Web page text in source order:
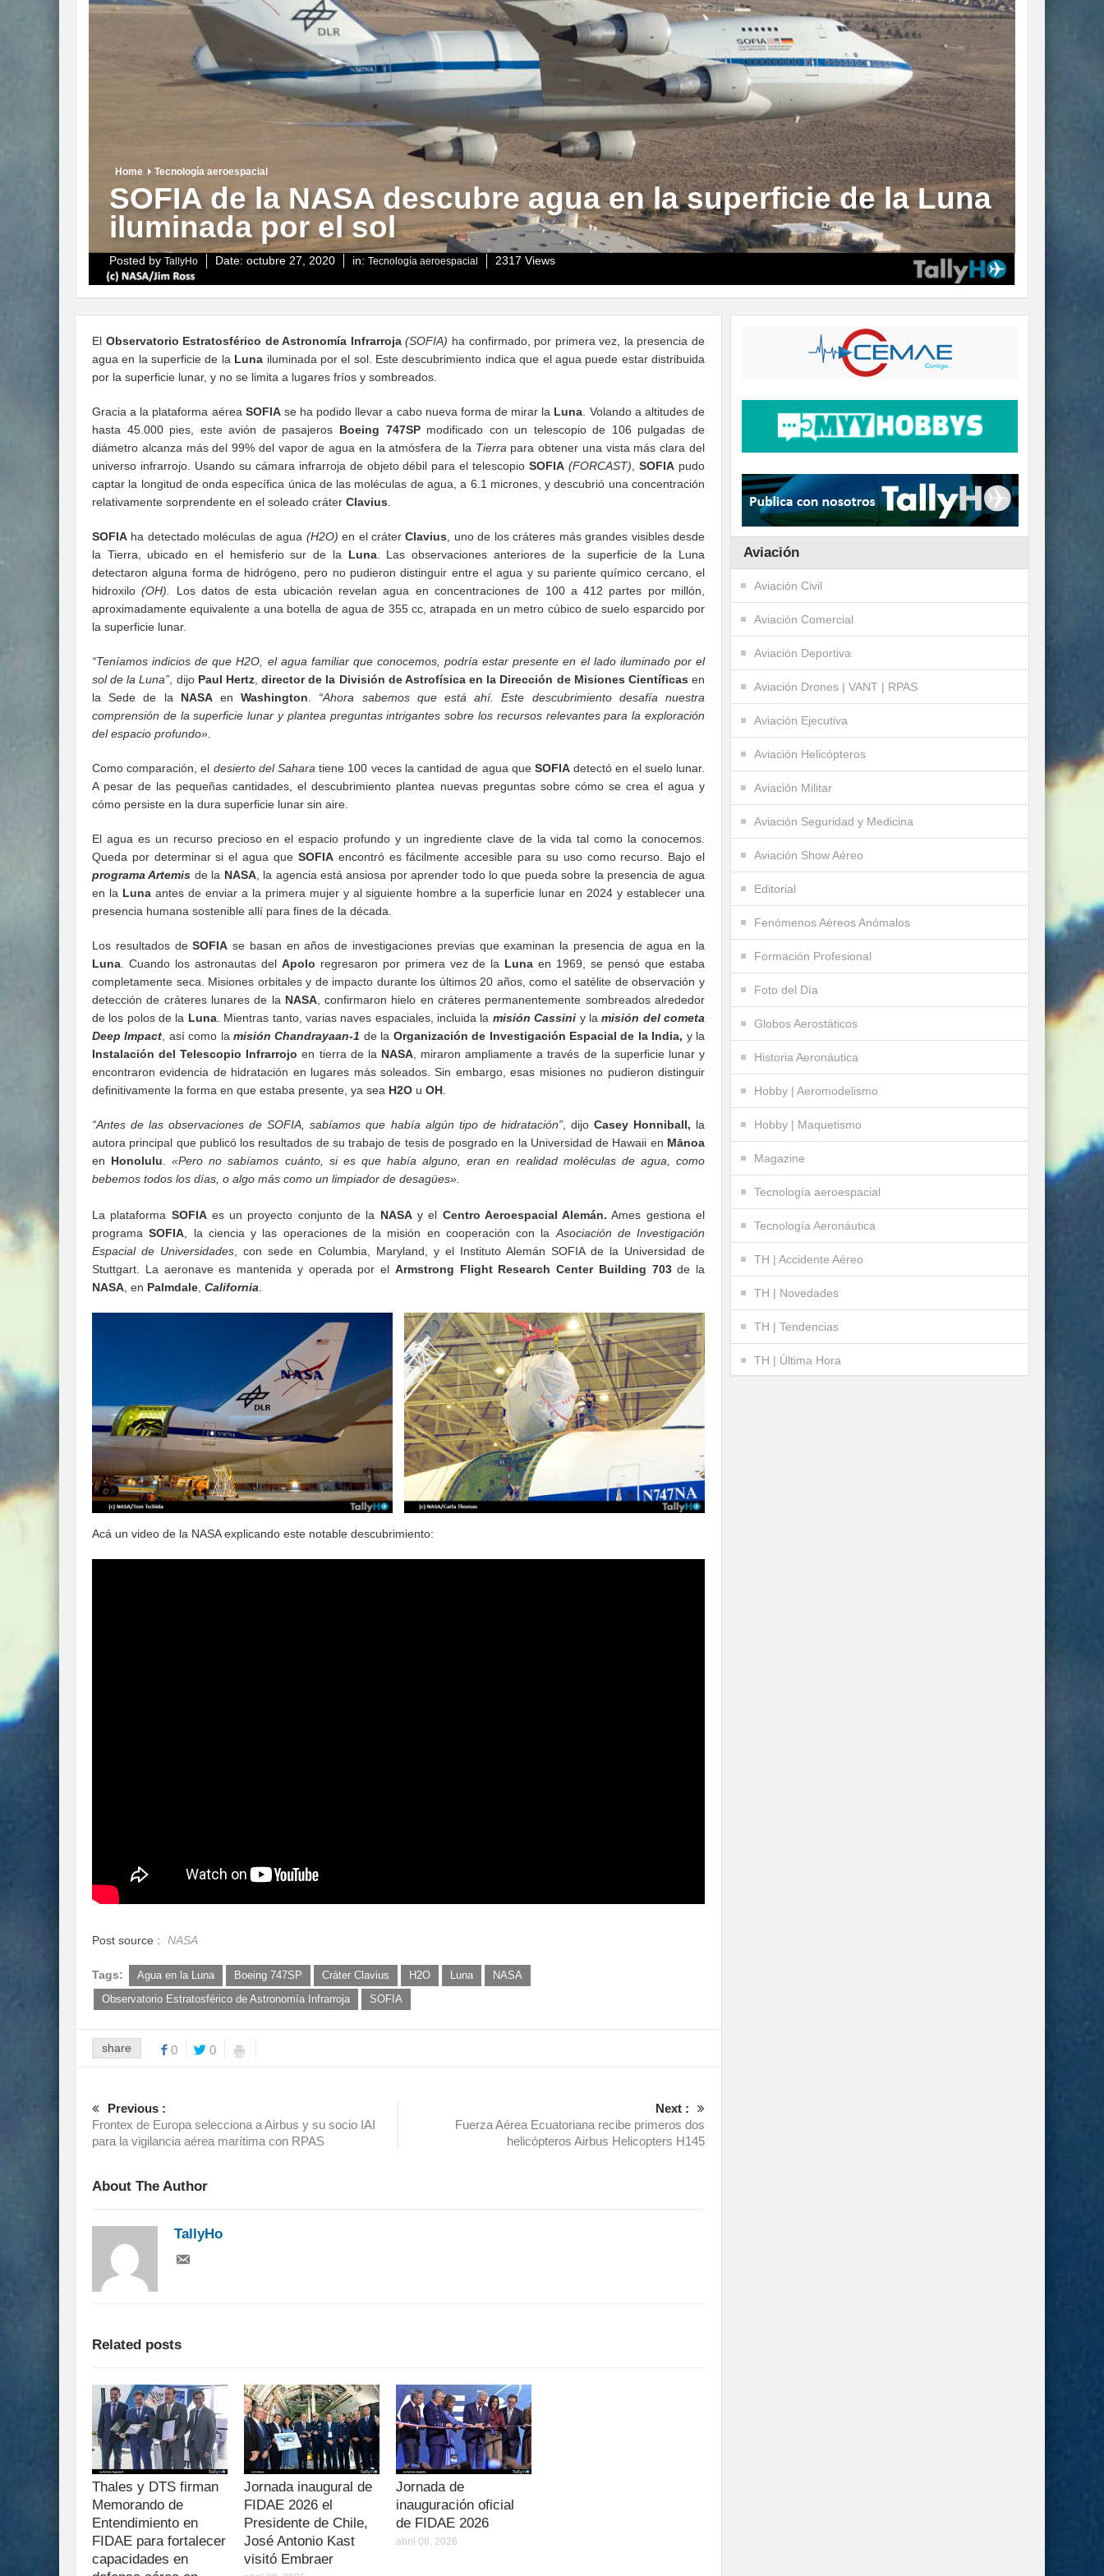
Home Tecnología aeroespacial
SOFIA de la NASA descubre agua en la superficie de la Luna
iluminada por el sol
Posted by TallyHo Date: octubre 27, 2020 in: Tecnología aeroespacial 2317 Views
El Observatorio Estratosférico de Astronomía Infrarroja (SOFIA) ha confirmado, por primera vez, la presencia de
agua en la superficie de la Luna iluminada por el sol. Este descubrimiento indica que el agua puede estar distribuida
por la superficie lunar, y no se limita a lugares fríos y sombreados.
Gracia a la plataforma aérea SOFIAse ha podido llevar a cabo nueva forma de mirar la Luna. Volando a altitudes de
hasta 45.000 pies, este avión de pasajeros Boeing 747SPmodificado con un telescopio de 106 pulgadas de
diámetro alcanza más del 99% del vapor de agua en la atmósfera de la Tierrapara obtener una vista más clara del
universo infrarrojo. Usando su cámara infrarroja de objeto débil para el telescopioSOFIA (FORCAST),SOFIA pudo
captar la longitud de onda específica única de las moléculas de agua, a 6.1 micrones, y descubrió una concentración
relativamente sorprendente en el soleado cráter Clavius.
SOFIA ha detectado moléculas de agua (H2O) en el cráterClavius, uno de los cráteres más grandes visibles desde
la Tierra, ubicado en el hemisferio sur de la Luna. Las observaciones anteriores de la superficie de la Luna
detectaron alguna forma de hidrógeno, pero no pudieron distinguir entre el agua y su pariente químico cercano, el
hidroxilo(OH).
Los datos de esta ubicación revelan agua en concentraciones de 100 a 412 partes por millón,
aproximadamente equivalente a una botella de agua de 355 cc, atrapada en un metro cúbico de suelo esparcido por
la superficie lunar.
“Teníamos indicios de que H2O, el agua familiar que conocemos, podría estar presente en el lado iluminado por el
sol de la Luna”, dijo Paul Hertz,director de la División de Astrofísica en la Dirección de Misiones Científicas en
la Sede de la NASAenWashington. “Ahora sabemos que está ahí. Este descubrimiento desafía nuestra
comprensión de la superficie lunar y plantea preguntas intrigantes sobre los recursos relevantes para la exploración
del espacio profundo».
Como comparación, el desierto del Sahara tiene 100 veces la cantidad de agua que SOFIAdetectó en el suelo lunar.
A pesar de las pequeñas cantidades, el descubrimiento plantea nuevas preguntas sobre cómo se crea el agua y
cómo persiste en la dura superficie lunar sin aire.
El agua es un recurso precioso en el espacio profundo y un ingrediente clave de la vida tal como la conocemos.
Queda por determinar si el agua que SOFIAencontró es fácilmente accesible para su uso como recurso. Bajo el
programa Artemis de la NASA, la agencia está ansiosa por aprender todo lo que pueda sobre la presencia de agua
en la Lunaantes de enviar a la primera mujer y al siguiente hombre a la superficie lunar en 2024 y establecer una
presencia humana sostenible allí para fines de la década.
Los resultados deSOFIA se basan en años de investigaciones previas que examinan la presencia de agua en la
Luna. Cuando los astronautas del Apolo regresaron por primera vez de la Luna en 1969, se pensó que estaba
completamente seca. Misiones orbitales y de impacto durante los últimos 20 años, como el satélite de observación y
detección de cráteres lunares de la NASA, confirmaron hielo en cráteres permanentemente sombreados alrededor
de los polos de la Luna. Mientras tanto, varias naves espaciales, incluida la misión Cassini y lamisión del cometa
Deep Impact, así como lamisión Chandrayaan-1 de la Organización de Investigación Espacial de la India, y la
Instalación del Telescopio Infrarrojo en tierra de la NASA, miraron ampliamente a través de la superficie lunar y
encontraron evidencia de hidratación en lugares más soleados. Sin embargo, esas misiones no pudieron distinguir
definitivamente la forma en que estaba presente, ya sea H2O u OH.
“Antes de las observaciones de SOFIA, sabíamos que había algún tipo de hidratación”, dijo Casey Honniball, la
autora principal que publicó los resultados de su trabajo de tesis de posgrado en la Universidad de Hawaii en Mānoa
en Honolulu.«Pero no sabíamos cuánto, si es que había alguno, eran en realidad moléculas de agua, como
bebemos todos los días, o algo más como un limpiador de desagües».
La plataforma SOFIAes un proyecto conjunto de la NASAy el Centro Aeroespacial Alemán. Ames gestiona el
programaSOFIA, la ciencia y las operaciones de la misión en cooperación con laAsociación de Investigación
Espacial de Universidades, con sede en Columbia, Maryland, y el Instituto Alemán SOFIA de la Universidad de
Stuttgart. La aeronave es mantenida y operada por el Armstrong Flight Research Center Building 703de la
NASA, en Palmdale, California.
Acá un video de la NASA explicando este notable descubrimiento:
Post source : NASA
Tags: Agua en la Luna Boeing 747SP Cráter Clavius H2O Luna
NASA
Observatorio Estratosférico de Astronomía Infrarroja
SOFIA
share 0 0
Previous :
Frontex de Europa selecciona a Airbus y su socio IAI
para la vigilancia aérea marítima con RPAS
Next :
Fuerza Aérea Ecuatoriana recibe primeros dos
helicópteros Airbus Helicopters H145
About The Author
TallyHo
Related posts
Thales y DTS firman
Memorando de
Entendimiento en
FIDAE para fortalecer
capacidades en
Jornada inaugural de
FIDAE 2026 el
Presidente de Chile,
José Antonio Kast
visitó Embraer
Jornada de
inauguración oficial
de FIDAE 2026
abril 08, 2026
Aviación
Aviación Civil
Aviación Comercial
Aviación Deportiva
Aviación Drones | VANT | RPAS
Aviación Ejecutiva
Aviación Helicópteros
Aviación Militar
Aviación Seguridad y Medicina
Aviación Show Aéreo
Editorial
Fenómenos Aéreos Anómalos
Formación Profesional
Foto del Día
Globos Aerostáticos
Historia Aeronáutica
Hobby | Aeromodelismo
Hobby | Maquetismo
Magazine
Tecnología aeroespacial
Tecnología Aeronáutica
TH | Accidente Aéreo
TH | Novedades
TH | Tendencias
TH | Última Hora